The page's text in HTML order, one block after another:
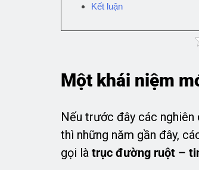
Kết luận
Một khái niệm
Nếu trước đây các nghiên
thì những năm gần đây,
gọi là trục đường ruột –